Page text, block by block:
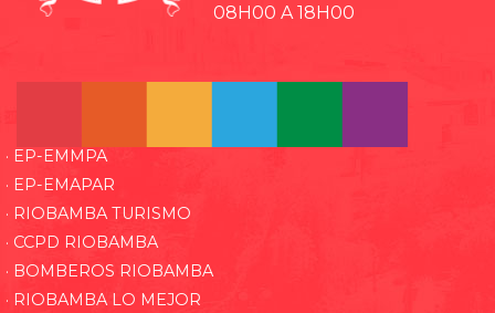
08H00 A 18H00
· EP-EMMPA
· EP-EMAPAR
· RIOBAMBA TURISMO
· CCPD RIOBAMBA
· BOMBEROS RIOBAMBA
· RIOBAMBA LO MEJOR